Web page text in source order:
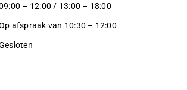
– 12:00 / 13:00 – 18:00
afspraak van 10:30 – 12:00